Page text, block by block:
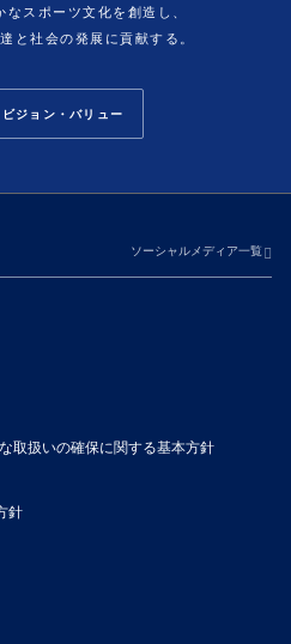
スポーツ文化を創造し、
と社会の発展に貢献する。
ジョン・バリュー
ソーシャルメディア一覧
取扱いの確保に関する基本方針
針